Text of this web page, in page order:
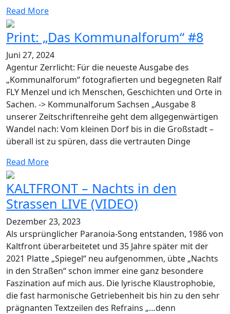
Read More
Print: „Das Kommunalforum“ #8
Juni 27, 2024
Agentur Zerrlicht: Für die neueste Ausgabe des
„Kommunalforum“ fotografierten und begegneten Ralf
FLY Menzel und ich Menschen, Geschichten und Orte in
Sachen. -> Kommunalforum Sachsen „Ausgabe 8
unserer Zeitschriftenreihe geht dem allgegenwärtigen
Wandel nach: Vom kleinen Dorf bis in die Großstadt –
überall ist zu spüren, dass die vertrauten Dinge
Read More
KALTFRONT – Nachts in den
Strassen LIVE (VIDEO)
Dezember 23, 2023
Als ursprünglicher Paranoia-Song entstanden, 1986 von
Kaltfront überarbeitetet und 35 Jahre später mit der
2021 Platte „Spiegel“ neu aufgenommen, übte „Nachts
in den Straßen“ schon immer eine ganz besondere
Faszination auf mich aus. Die lyrische Klaustrophobie,
die fast harmonische Getriebenheit bis hin zu den sehr
prägnanten Textzeilen des Refrains „…denn